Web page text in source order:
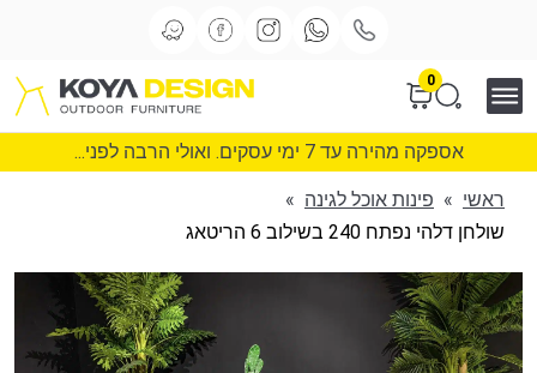
0
אספקה מהירה עד 7 ימי עסקים. ואולי הרבה לפני...
ראשי » פינות אוכל לגינה »
שולחן דלהי נפתח 240 בשילוב 6 הריטאג